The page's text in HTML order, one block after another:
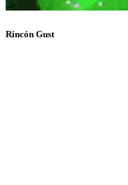
Rincón Gust